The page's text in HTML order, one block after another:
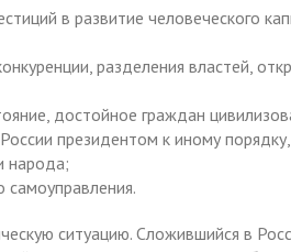
в развитие человеческого
разделения властей,
достойное граждан
президентом к иному
народа;
самоуправления.
ситуацию. Сложившийся в